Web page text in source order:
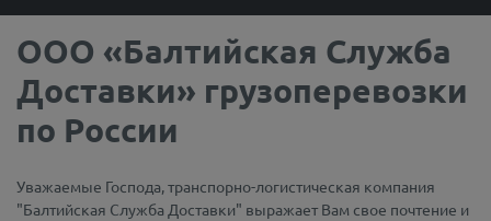
ООО «Балтийская Служба
Доставки» грузоперевозки
по России
Уважаемые Господа, транспорно-логистическая компания
"Балтийская Служба Доставки" выражает Вам свое почтение и